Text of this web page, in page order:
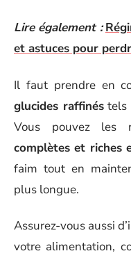
Lire également :
et astuces pour
Il faut prendre en
glucides raffinéstels
Vous pouvez les
complètes et riches
faim tout en
plus longue.
Assurez-vous aussi
votre alimentation,